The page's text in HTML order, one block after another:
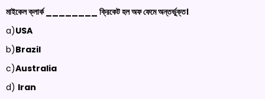
মাইকেল ক্লার্ক ________ ক্রিকেট হল অফ ফেমে অন্তর্ভুক্ত।
a)USA
b)Brazil
c)Australia
d) Iran